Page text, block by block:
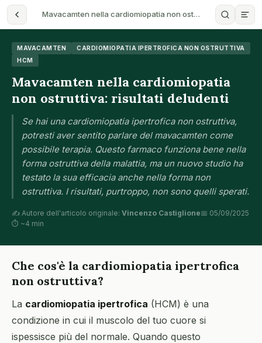
Mavacamten nella cardiomiopatia non ost…
MAVACAMTEN
CARDIOMIOPATIA IPERTROFICA NON OSTRUTTIVA
HCM
Mavacamten nella cardiomiopatia
non ostruttiva: risultati deludenti
Se hai una cardiomiopatia ipertrofica non ostruttiva,
potresti aver sentito parlare del mavacamten come
possibile terapia. Questo farmaco funziona bene nella
forma ostruttiva della malattia, ma un nuovo studio ha
testato la sua efficacia anche nella forma non
ostruttiva. I risultati, purtroppo, non sono quelli sperati.
✍️ Autore dell'articolo originale: Vincenzo Castiglione📅 05/09/2025
⏱ ~4 min
Che cos'è la cardiomiopatia ipertrofica
non ostruttiva?
La cardiomiopatia ipertrofica (HCM) è una
condizione in cui il muscolo del tuo cuore si
ispessisce più del normale. Quando questo